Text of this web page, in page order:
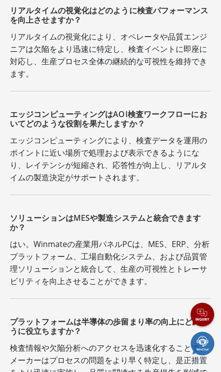
リアルタイムの視覚化はどのように検査パフォーマンス
を向上させますか？
リアルタイムの視覚化により、オペレータや品質エンジ
ニアは欠陥をより迅速に特定し、検査イベントに即座に
対応し、生産プロセス全体の継続的な可視性を維持でき
ます。
エッジコンピューティングはAOI検査ワークフローにお
いてどのような役割を果たしますか？
エッジコンピューティングにより、検査データを運用の
ポイントに近い場所で処理および表示できるようにな
り、レイテンシが短縮され、応答性が向上し、リアルタ
イムの製造決定がサポートされます。
ソリューションはMESや製造システムと統合できます
か？
はい。Winmateの産業用パネルPCは、MES、ERP、分析
プラットフォーム、工場自動化システム、および品質管
理ソリューションと統合して、生産の可視性とトレーサ
ビリティを向上させることができます。
プラットフォームは半導体の歩留まり率の向上にどのよ
うに役立ちますか？
検査情報や欠陥分析へのアクセスを迅速化することで、
メーカーはプロセスの問題をより早く特定し、是正措置